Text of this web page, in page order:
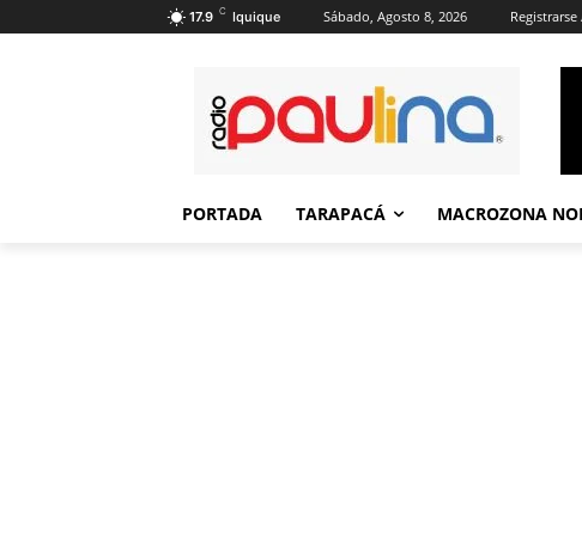
17.9 C Iquique Sábado, Agosto 8, 2026
PORTADA TARAPACÁ MACROZONA